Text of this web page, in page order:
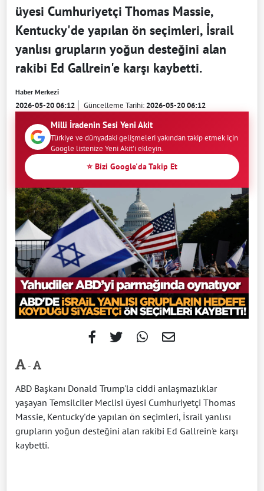
üyesi Cumhuriyetçi Thomas Massie,
Kentucky'de yapılan ön seçimleri, İsrail
yanlısı grupların yoğun desteğini alan
rakibi Ed Gallrein'e karşı kaybetti.
Haber Merkezi
2026-05-20 06:12 Güncelleme Tarihi:2026-05-20 06:12
Milli İradenin Sesi Yeni Akit
Türkiye ve dünyadaki gelişmeleri yakından takip etmek için
Google listenize Yeni Akit'i ekleyin.
⭐ Bizi Google'da Takip Et
-
ABD Başkanı Donald Trump'la ciddi anlaşmazlıklar
yaşayan Temsilciler Meclisi üyesi Cumhuriyetçi Thomas
Massie, Kentucky'de yapılan ön seçimleri, İsrail yanlısı
grupların yoğun desteğini alan rakibi Ed Gallrein'e karşı
kaybetti.